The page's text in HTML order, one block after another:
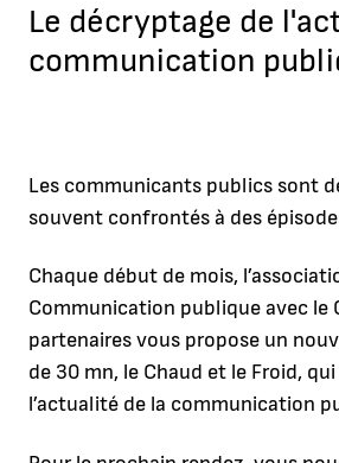
Le décryptage de
communication
Les communicants publics sont
souvent confrontés à des
Chaque début de mois,
Communication publique avec le
partenaires vous propose un
de 30 mn, le Chaud et le Froid,
l’actualité de la communication